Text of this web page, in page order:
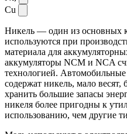
Cu
Никель — один из основных
используются при
материала для
аккумуляторы NCM и NCA
технологией.
содержат никель, мало
хранить большие запасы
никеля более пригодны к
использованию, чем другие